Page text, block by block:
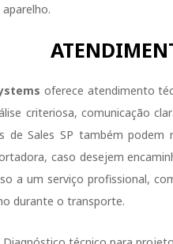
oferece atendimento
criteriosa, comunicação
de Sales SP também
caso desejem
a um serviço profissional,
durante o transporte.